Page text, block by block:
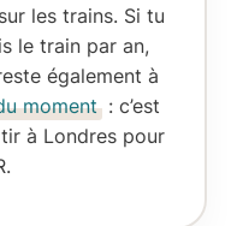
les trains. Si tu
le train par an,
également à
moment: c’est
à Londres pour